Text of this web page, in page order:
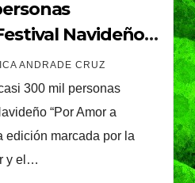
Navideño
ANDRADE CRUZ
300 mil personas
“Por Amor a
edición marcada por la
y el…
celebra
de Betssy
a México y
nuevo
con
VERÓNICA ANDRADE